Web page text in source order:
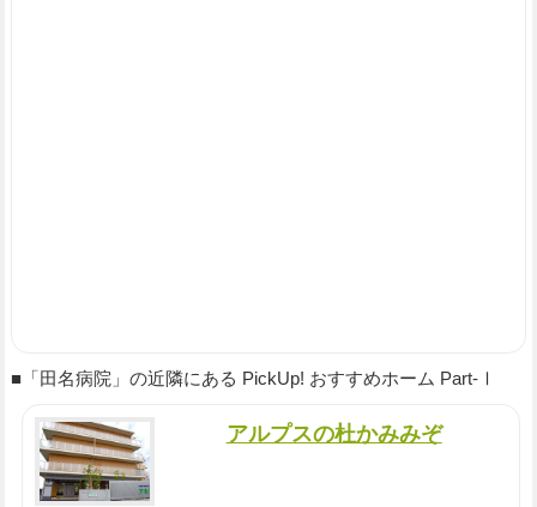
■「田名病院」の近隣にある PickUp! おすすめホーム Part-Ⅰ
アルプスの杜かみみぞ